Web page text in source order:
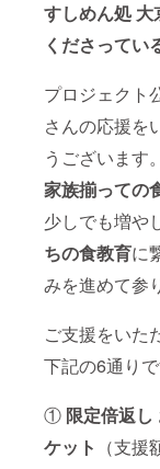
すしめん処 大
くださってい
プロジェクト
さんの応援を
うございます
家族揃っての
少しでも増や
ちの食教育に
みを進めて参
ご支援をいた
下記の6通りで
① 限定倍返し
ケット （支